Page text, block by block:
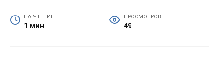
НА ЧТЕНИЕ
1 мин
ПРОСМОТРОВ
49